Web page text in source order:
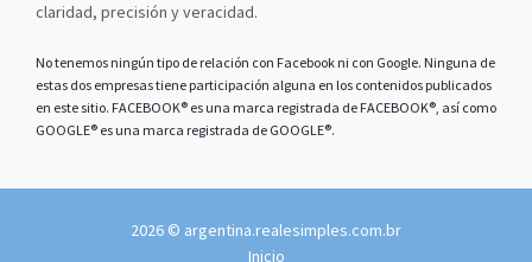
claridad, precisión y veracidad.
No tenemos ningún tipo de relación con Facebook ni con Google. Ninguna de
estas dos empresas tiene participación alguna en los contenidos publicados
en este sitio. FACEBOOK® es una marca registrada de FACEBOOK®, así como
GOOGLE® es una marca registrada de GOOGLE®.
2026 © argentina.realesimples.com.br
Inicio